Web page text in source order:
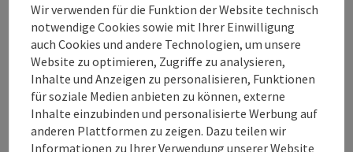
Kontakt
Öffnungszeiten
Wir verwenden für die Funktion der Website technisch
notwendige Cookies sowie mit Ihrer Einwilligung
auch Cookies und andere Technologien, um unsere
Website zu optimieren, Zugriffe zu analysieren,
Inhalte und Anzeigen zu personalisieren, Funktionen
für soziale Medien anbieten zu können, externe
Inhalte einzubinden und personalisierte Werbung auf
anderen Plattformen zu zeigen. Dazu teilen wir
Informationen zu Ihrer Verwendung unserer Website